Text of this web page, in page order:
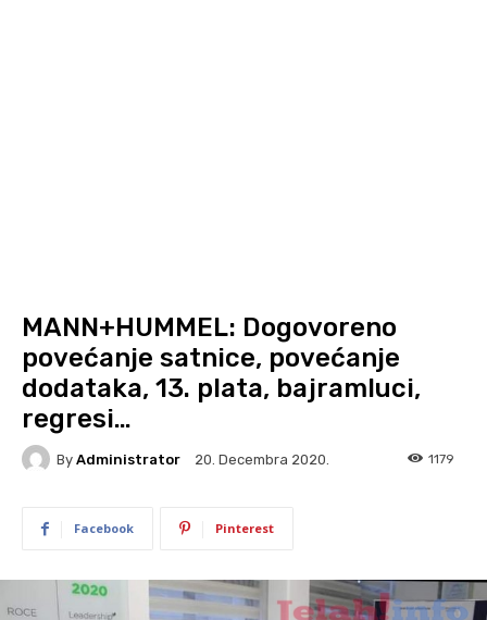
MANN+HUMMEL: Dogovoreno
povećanje satnice, povećanje
dodataka, 13. plata, bajramluci,
regresi…
By Administrator 20. Decembra 2020. 1179
Facebook Pinterest